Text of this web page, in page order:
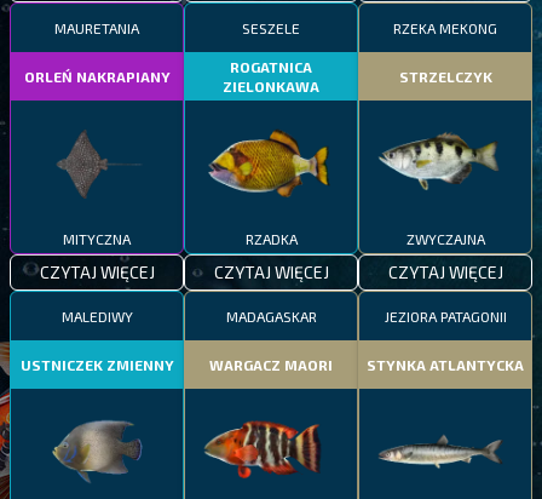
MAURETANIA
ORLEŃ NAKRAPIANY
MITYCZNA
CZYTAJ WIĘCEJ
SESZELE
ROGATNICA
ZIELONKAWA
RZADKA
CZYTAJ WIĘCEJ
RZEKA MEKONG
STRZELCZYK
ZWYCZAJNA
CZYTAJ WIĘCEJ
MALEDIWY
USTNICZEK ZMIENNY
MADAGASKAR
WARGACZ MAORI
JEZIORA PATAGONII
STYNKA ATLANTYCKA